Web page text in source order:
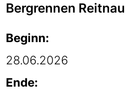
Bergrennen Reitnau
Beginn:
28.06.2026
Ende: